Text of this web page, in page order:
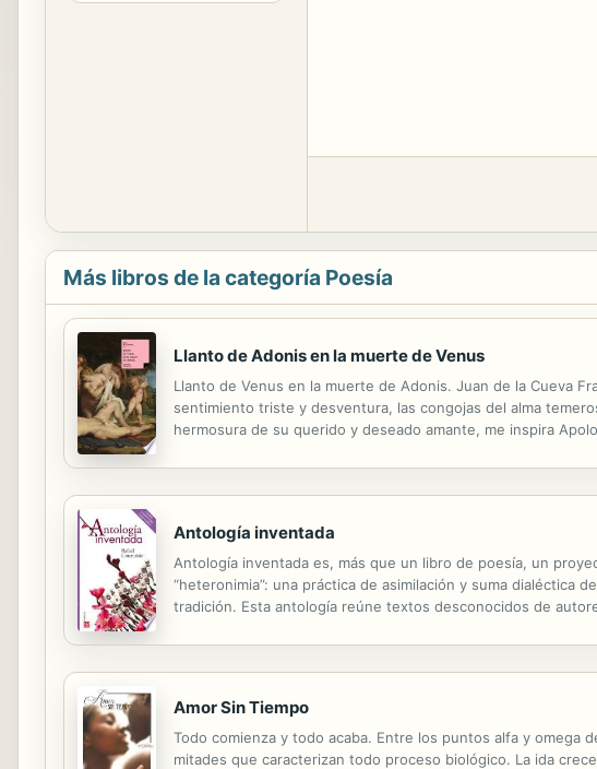
Más libros de la categoría Poesía
Llanto de Adonis en la muerte de Venus
Llanto de Venus en la muerte de Adonis. Juan de la Cueva
sentimiento triste y desventura, las congojas del alma
hermosura de su querido y deseado amante, me inspira
Antología inventada
Antología inventada es, más que un libro de poesía, un
“heteronimia”: una práctica de asimilación y suma dialéctica
tradición. Esta antología reúne textos desconocidos de
Amor Sin Tiempo
Todo comienza y todo acaba. Entre los puntos alfa y omega
mitades que caracterizan todo proceso biológico. La ida